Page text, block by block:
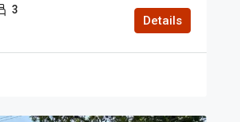
3
Details